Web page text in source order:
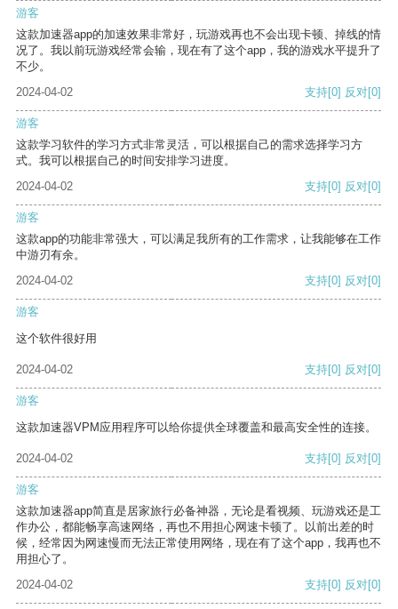
游客
这款加速器app的加速效果非常好，玩游戏再也不会出现卡顿、掉线的情
况了。我以前玩游戏经常会输，现在有了这个app，我的游戏水平提升了
不少。
2024-04-02
支持[0] 反对[0]
游客
这款学习软件的学习方式非常灵活，可以根据自己的需求选择学习方
式。我可以根据自己的时间安排学习进度。
2024-04-02
支持[0] 反对[0]
游客
这款app的功能非常强大，可以满足我所有的工作需求，让我能够在工作
中游刃有余。
2024-04-02
支持[0] 反对[0]
游客
这个软件很好用
2024-04-02 支持[0] 反对[0]
游客
这款加速器VPM应用程序可以给你提供全球覆盖和最高安全性的连接。
2024-04-02 支持[0] 反对[0]
游客
这款加速器app简直是居家旅行必备神器，无论是看视频、玩游戏还是工
作办公，都能畅享高速网络，再也不用担心网速卡顿了。以前出差的时
候，经常因为网速慢而无法正常使用网络，现在有了这个app，我再也不
用担心了。
2024-04-02
支持[0] 反对[0]